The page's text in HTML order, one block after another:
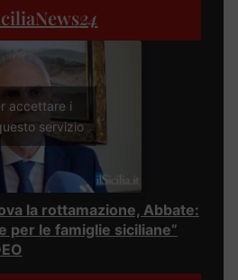
24
accettare i
servizio
la rottamazione, Abbate:
per le famiglie siciliane”